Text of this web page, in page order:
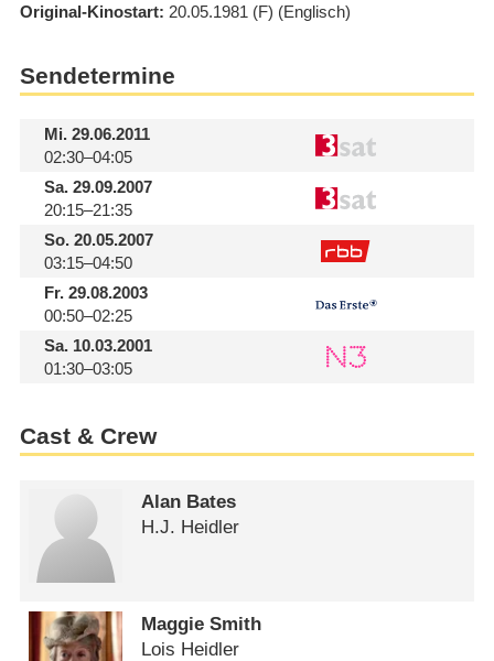
Original-Kinostart 20.05.1981 (F) (Englisch)
Sendetermine
Mi.29.06.2011
02:30–04:05
Sa.29.09.2007
20:15–21:35
So.20.05.2007
03:15–04:50
Fr.29.08.2003
00:50–02:25
Sa.10.03.2001
01:30–03:05
Cast & Crew
Alan Bates
H.J. Heidler
Maggie Smith
Lois Heidler